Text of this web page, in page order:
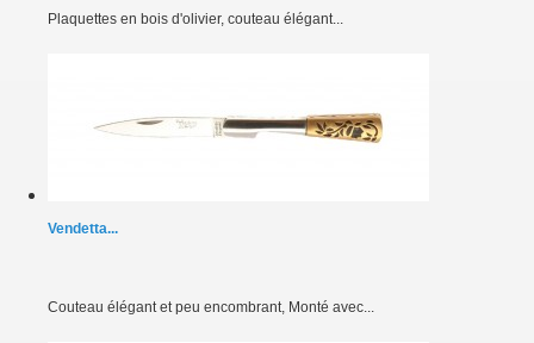
Plaquettes en bois d'olivier, couteau élégant...
Vendetta...
Couteau élégant et peu encombrant, Monté avec...